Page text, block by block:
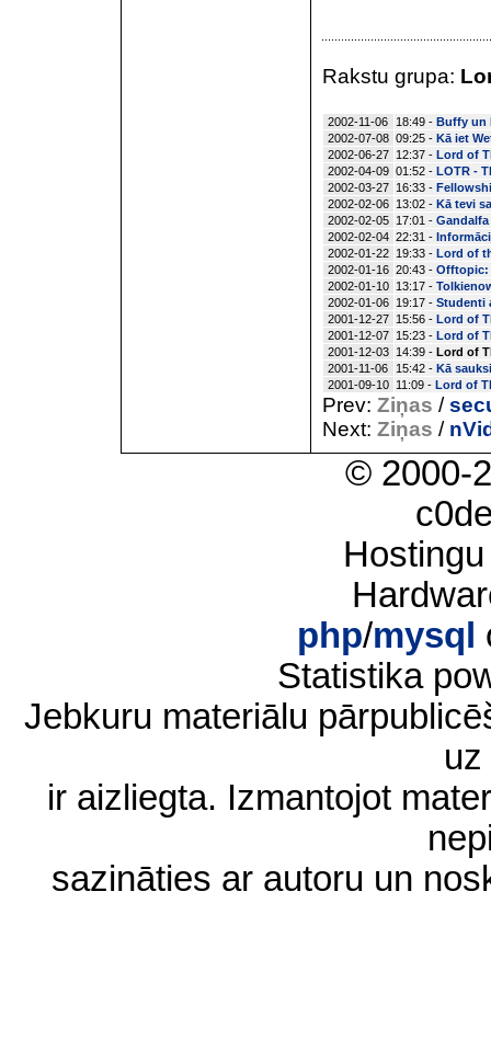
Rakstu grupa:
2002-11-06 18:49 - Buffy un
2002-07-08 09:25 - Kā iet
2002-06-27 12:37 - Lord of
2002-04-09 01:52 - LOTR -
2002-03-27 16:33 -
2002-02-06 13:02 - Kā tevi
2002-02-05 17:01 -
2002-02-04 22:31 -
2002-01-22 19:33 - Lord of
2002-01-16 20:43 - Offtopic:
2002-01-10 13:17 -
2002-01-06 19:17 - Studenti
2001-12-27 15:56 - Lord of
2001-12-07 15:23 - Lord of
2001-12-03 14:39 - Lord of
2001-11-06
15:42 - Kā
2001-09-10 11:09 - Lord of
Prev: Ziņas /
Next: Ziņas /
© 2000-
php/mysql
Statistika
Jebkuru materiālu
ir aizliegta. Izmantojot
sazināties ar autoru un